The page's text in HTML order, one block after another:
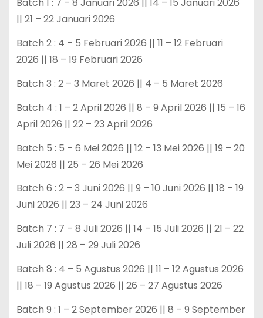
Batch 1 : 7 – 8 Januari 2026 || 14 – 15 Januari 2026
|| 21 – 22 Januari 2026
Batch 2 : 4 – 5 Februari 2026 || 11 – 12 Februari
2026 || 18 – 19 Februari 2026
Batch 3 : 2 – 3 Maret 2026 || 4 – 5 Maret 2026
Batch 4 : 1 – 2 April 2026 || 8 – 9 April 2026 || 15 – 16
April 2026 || 22 – 23 April 2026
Batch 5 : 5 – 6 Mei 2026 || 12 – 13 Mei 2026 || 19 – 20
Mei 2026 || 25 – 26 Mei 2026
Batch 6 : 2 – 3 Juni 2026 || 9 – 10 Juni 2026 || 18 – 19
Juni 2026 || 23 – 24 Juni 2026
Batch 7 : 7 – 8 Juli 2026 || 14 – 15 Juli 2026 || 21 – 22
Juli 2026 || 28 – 29 Juli 2026
Batch 8 : 4 – 5 Agustus 2026 || 11 – 12 Agustus 2026
|| 18 – 19 Agustus 2026 || 26 – 27 Agustus 2026
Batch 9 : 1 – 2 September 2026 || 8 – 9 September